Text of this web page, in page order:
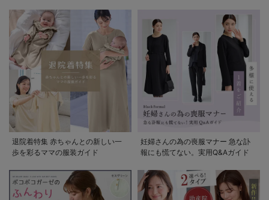
退院着特集 赤ちゃんとの新しい一
歩を彩るママの服装ガイド
妊婦さんの為の喪服マナー 急な訃
報にも慌てない。実用Q&Aガイド